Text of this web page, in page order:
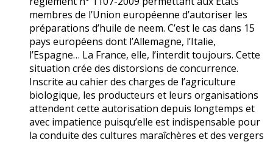
membres de l’Union européenne d’autoriser les
préparations d’huile de neem. C’est le cas dans 15
pays européens dont l’Allemagne, l’Italie,
l’Espagne… La France, elle, l’interdit toujours. Cette
situation crée des distorsions de concurrence.
Inscrite au cahier des charges de l’agriculture
biologique, les producteurs et leurs organisations
attendent cette autorisation depuis longtemps et
avec impatience puisqu’elle est indispensable pour
la conduite des cultures maraîchères et des vergers